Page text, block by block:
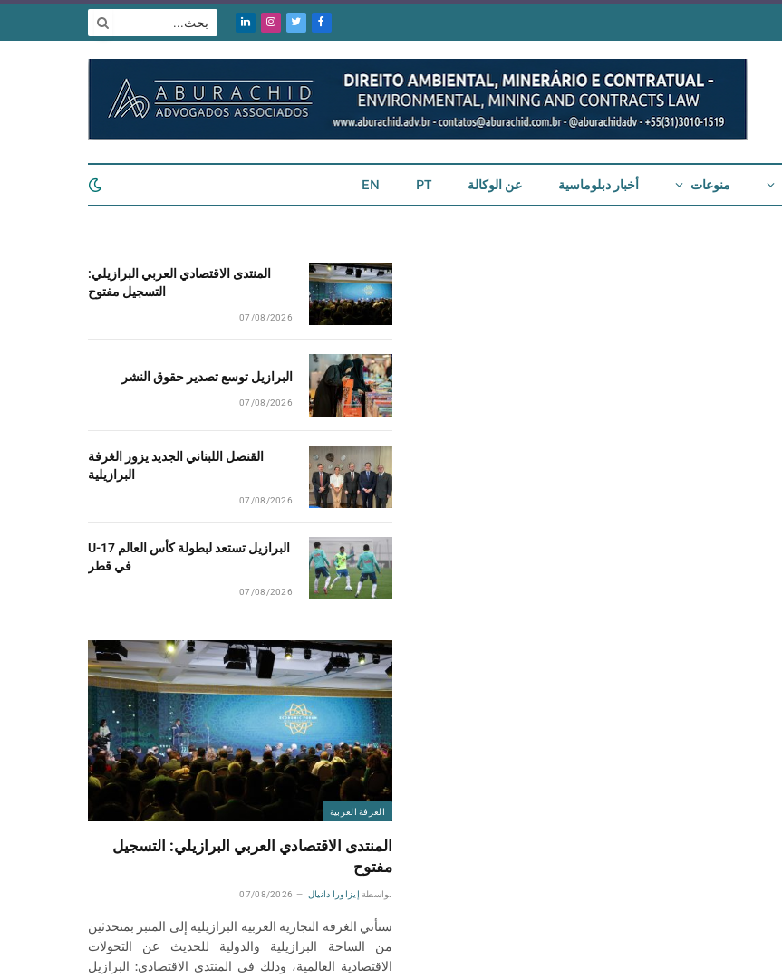
فيسبوكتويترالانستغرام
لينكدإن
منوعات أخبار دبلوماسية عن الوكالة PT
EN
المنتدى الاقتصادي العربي البرازيلي:
التسجيل مفتوح
07/08/2026
البرازيل توسع تصدير حقوق النشر
07/08/2026
القنصل اللبناني الجديد يزور الغرفة
البرازيلية
07/08/2026
البرازيل تستعد لبطولة كأس العالم U-17
في قطر
07/08/2026
الغرفة العربية
المنتدى الاقتصادي العربي البرازيلي: التسجيل
مفتوح
بواسطة إيزاورا دانيال 07/08/2026
ستأتي الغرفة التجارية العربية البرازيلية إلى المنبر بمتحدثين
من الساحة البرازيلية والدولية للحديث عن التحولات
الاقتصادية العالمية، وذلك في المنتدى الاقتصادي: البرازيل